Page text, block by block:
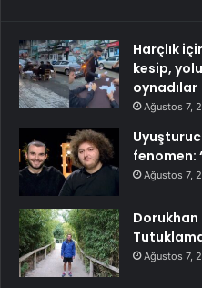
Harçlık
kesip,
oynadılar
Ağustos 7,
fenomen:
Ağustos 7,
Dorukhan
Ağustos 7,